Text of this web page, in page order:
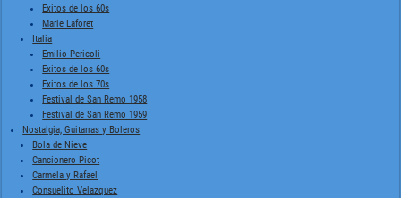
Exitos de los 60s
Marie Laforet
Italia
Emilio Pericoli
Exitos de los 60s
Exitos de los 70s
Festival de San Remo 1958
Festival de San Remo 1959
Nostalgia, Guitarras y Boleros
Bola de Nieve
Cancionero Picot
Carmela y Rafael
Consuelito Velazquez